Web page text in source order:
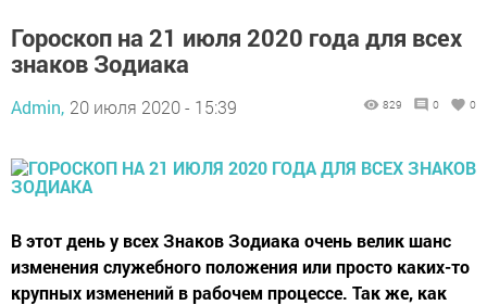
Гороскоп на 21 июля 2020 года для всех
знаков Зодиака
Admin, 20 июля 2020 - 15:39 829 0 0
В этот день у всех Знаков Зодиака очень велик шанс
изменения служебного положения или просто каких-то
крупных изменений в рабочем процессе. Так же, как